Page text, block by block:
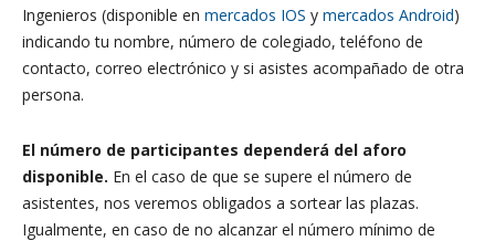
Ingenieros (disponible en mercados IOS y mercados Android)
indicando tu nombre, número de colegiado, teléfono de
contacto, correo electrónico y si asistes acompañado de otra
persona.
El número de participantes dependerá del aforo
disponible. En el caso de que se supere el número de
asistentes, nos veremos obligados a sortear las plazas.
Igualmente, en caso de no alcanzar el número mínimo de